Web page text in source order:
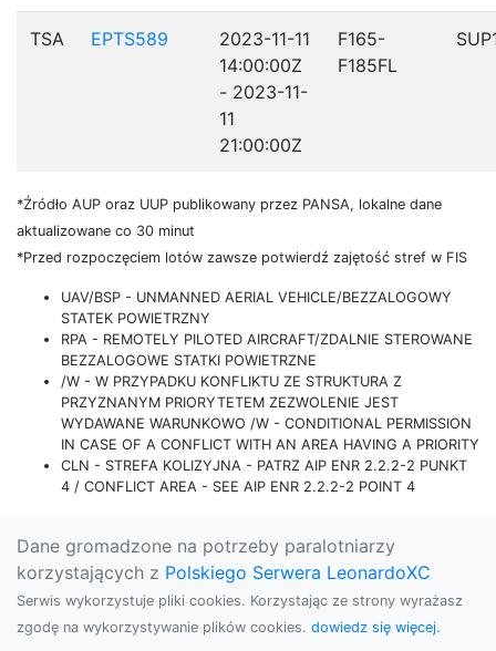
TSA EPTS589
2023-11-11
14:00:00Z
- 2023-11-
11
21:00:00Z
F165-
F185FL
*Źródło AUP oraz UUP publikowany przez PANSA, lokalne dane
aktualizowane co 30 minut
*Przed rozpoczęciem lotów zawsze potwierdź zajętość stref w FIS
UAV/BSP - UNMANNED AERIAL VEHICLE/BEZZALOGOWY
STATEK POWIETRZNY
RPA - REMOTELY PILOTED AIRCRAFT/ZDALNIE STEROWANE
BEZZALOGOWE STATKI POWIETRZNE
/W - W PRZYPADKU KONFLIKTU ZE STRUKTURA Z
PRZYZNANYM PRIORYTETEM ZEZWOLENIE JEST
WYDAWANE WARUNKOWO /W - CONDITIONAL PERMISSION
IN CASE OF A CONFLICT WITH AN AREA HAVING A PRIORITY
CLN - STREFA KOLIZYJNA - PATRZ AIP ENR 2.2.2-2 PUNKT
4 / CONFLICT AREA - SEE AIP ENR 2.2.2-2 POINT 4
Dane gromadzone na potrzeby paralotniarzy
korzystających z Polskiego Serwera LeonardoXC
Serwis wykorzystuje pliki cookies. Korzystając ze strony wyrażasz
zgodę na wykorzystywanie plików cookies. dowiedz się więcej.